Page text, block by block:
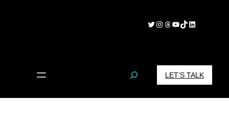
Twitter Instagram Threads YouTube TikTok LinkedIn
S
e
LET’S TALK